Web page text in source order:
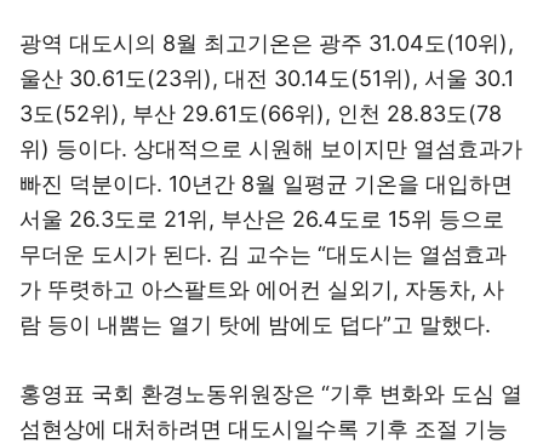
광역 대도시의 8월 최고기온은 광주 31.04도(10위),
울산 30.61도(23위), 대전 30.14도(51위), 서울 30.1
3도(52위), 부산 29.61도(66위), 인천 28.83도(78
위) 등이다. 상대적으로 시원해 보이지만 열섬효과가
빠진 덕분이다. 10년간 8월 일평균 기온을 대입하면
서울 26.3도로 21위, 부산은 26.4도로 15위 등으로
무더운 도시가 된다. 김 교수는 “대도시는 열섬효과
가 뚜렷하고 아스팔트와 에어컨 실외기, 자동차, 사
람 등이 내뿜는 열기 탓에 밤에도 덥다”고 말했다.
홍영표 국회 환경노동위원장은 “기후 변화와 도심 열
섬현상에 대처하려면 대도시일수록 기후 조절 기능